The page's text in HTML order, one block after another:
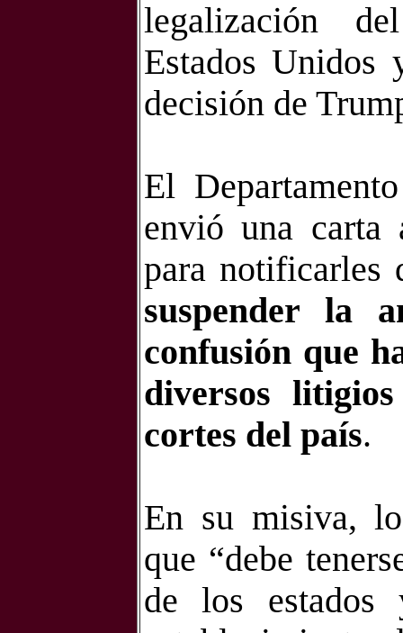
legalización
Estados Unidos
decisión de
El
envió una carta
para notificarles
suspender la
confusión que
diversos
cortes del país.
En su misiva,
que “debe
de los